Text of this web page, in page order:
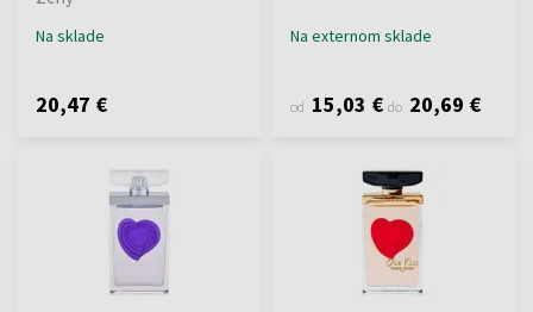
Na sklade
20,47 €
Na externom sklade
od 15,03 € do 20,69 €